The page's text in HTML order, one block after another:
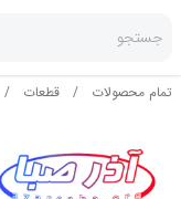
جستجو
تمام محصولات / قطعات /